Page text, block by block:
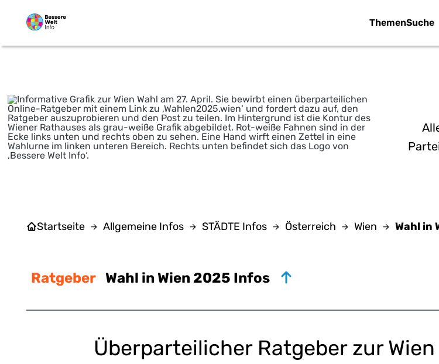
ThemenSuche
Rachael Mellor / Bessere Welt Info - CC BY-SA 4.0
Startseite Allgemeine Infos STÄDTE Infos Österreich Wien Wahl in
Ratgeber Wahl in Wien 2025 Infos
Überparteilicher Ratgeber zur